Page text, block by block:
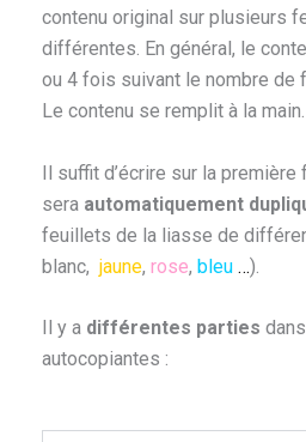
contenu original sur plusieurs
différentes. En général, le
ou 4 fois suivant le nombre de
Le contenu se remplit à la main.
Il suffit d’écrire sur la première
sera automatiquement
feuillets de la liasse de
blanc, jaune, rose, bleu …).
Il y adifférentes parties
autocopiantes :